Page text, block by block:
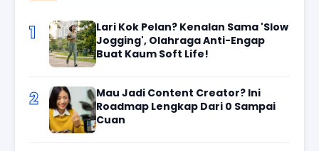
1
Lari Kok Pelan? Kenalan Sama 'Slow
Jogging', Olahraga Anti-Engap
Buat Kaum Soft Life!
2
Mau Jadi Content Creator? Ini
Roadmap Lengkap Dari 0 Sampai
Cuan